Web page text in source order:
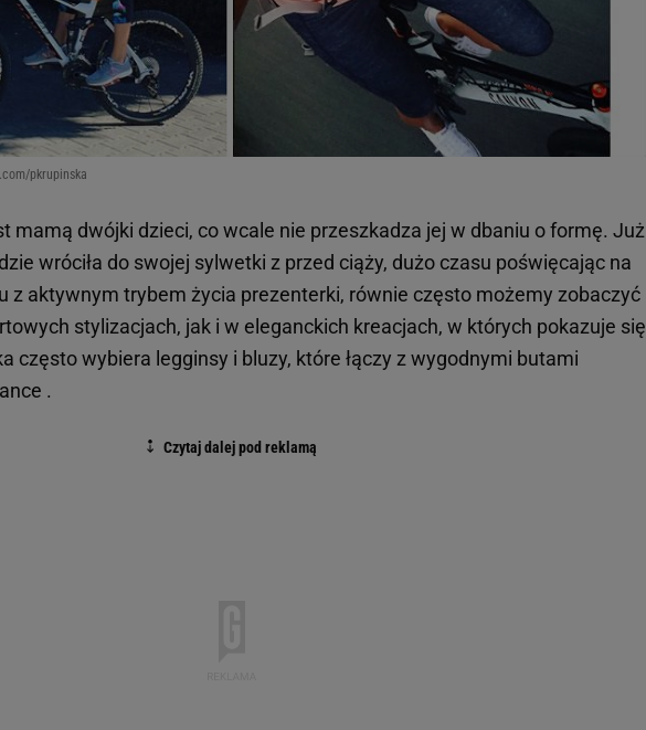
pkrupinska
mamą dwójki dzieci, co wcale nie przeszkadza jej w dbaniu o formę. Już
wróciła do swojej sylwetki z przed ciąży, dużo czasu poświęcając na
z aktywnym trybem życia prezenterki, równie często możemy zobaczyć
stylizacjach, jak i w eleganckich kreacjach, w których pokazuje się
często wybiera legginsy i bluzy, które łączy z wygodnymi butami
.